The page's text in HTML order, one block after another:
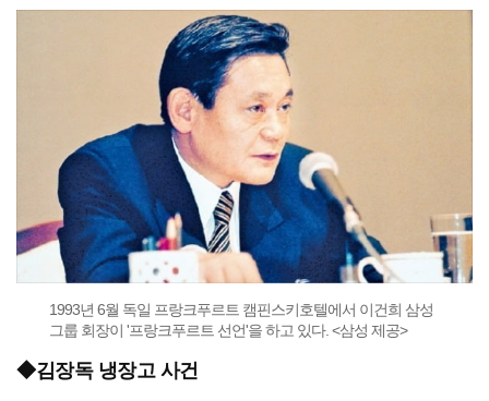
1993년 6월 독일 프랑크푸르트 캠핀스키호텔에서 이건희 삼성
그룹 회장이 '프랑크푸르트 선언'을 하고 있다. <삼성 제공>
◆김장독 냉장고 사건